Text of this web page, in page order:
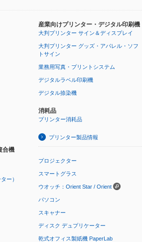
合機
ー）
産業向けプリンター・デジタル印刷機
大判プリンター サイン＆ディスプレイ
大判プリンター グッズ・アパレル・ソフ
トサイン
業務用写真・プリントシステム
デジタルラベル印刷機
デジタル捺染機
消耗品
プリンター消耗品
プリンター製品情報
プロジェクター
スマートグラス
ウオッチ：Orient Star / Orient
パソコン
スキャナー
ディスク デュプリケーター
乾式オフィス製紙機 PaperLab